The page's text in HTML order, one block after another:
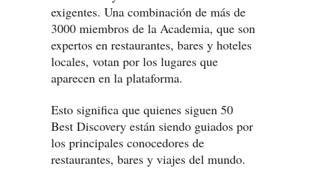
exigentes. Una combinación de más de
3000 miembros de la Academia, que son
expertos en restaurantes, bares y hoteles
locales, votan por los lugares que
aparecen en la plataforma.
Esto significa que quienes siguen 50
Best Discovery están siendo guiados por
los principales conocedores de
restaurantes, bares y viajes del mundo.